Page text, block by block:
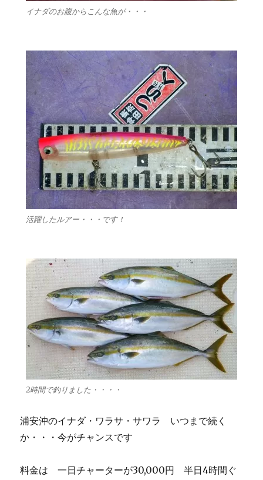
イナダのお腹からこんな魚が・・・
活躍したルアー・・・です！
2時間で釣りました・・・・
浦安沖のイナダ・ワラサ・サワラ いつまで続く
か・・・今がチャンスです
料金は 一日チャーターが30,000円 半日4時間ぐ